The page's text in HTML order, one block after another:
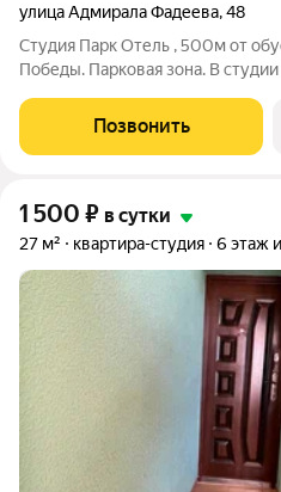
улица Адмирала Фадеева,48
Студия Парк Отель , 500м от
Победы. Парковая зона. В
оплачивается отдельно. Халаты
запросу.Кофемашина,
Позвонить
1 500 ₽ в сутки
27 м² квартира-студия 6 этаж